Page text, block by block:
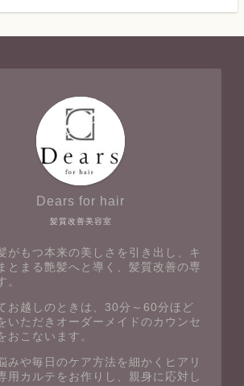
髪質改善美容室
Dears for hair
がもつ本来の美しさを引き出し、キ
とまる艶髪へと導く、髪質改善の専
。
お越しのときは、30分～60分ほど
いただきオーダーメイドのカウンセ
おこないます。
みや毎日のケア方法を細かくヒアリ
用カルテをお作りし、親身に応対し